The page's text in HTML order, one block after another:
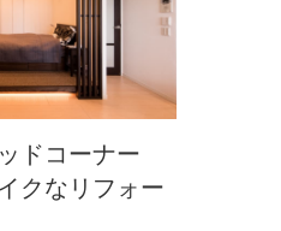
ドコーナー
クなリフォー